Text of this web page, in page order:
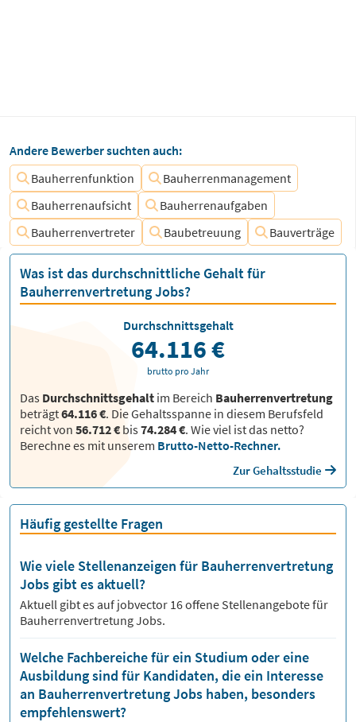
Andere Bewerber suchten auch:
Bauherrenfunktion
Bauherrenmanagement
Bauherrenaufsicht
Bauherrenaufgaben
Bauherrenvertreter
Baubetreuung Bauverträge
Was ist das durchschnittliche Gehalt für
Bauherrenvertretung Jobs?
Das Durchschnittsgehalt im Bereich Bauherrenvertretung
beträgt64.116 €. Die Gehaltsspanne in diesem Berufsfeld
reicht von 56.712 € bis74.284 €. Wie viel ist das netto?
Berechne es mit unserem Brutto-Netto-Rechner.
Zur Gehaltsstudie
Durchschnittsgehalt
64.116 €
brutto pro Jahr
Häufig gestellte Fragen
Wie viele Stellenanzeigen für Bauherrenvertretung
Jobs gibt es aktuell?
Aktuell gibt es auf jobvector 16offene Stellenangebote für
Bauherrenvertretung Jobs.
Welche Fachbereiche für ein Studium oder eine
Ausbildung sind für Kandidaten, die ein Interesse
an Bauherrenvertretung Jobs haben, besonders
empfehlenswert?